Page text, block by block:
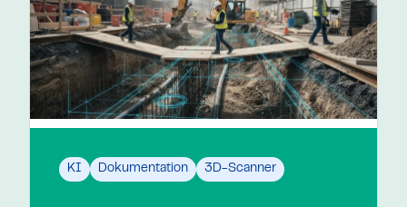
KI Dokumentation 3D-Scanner